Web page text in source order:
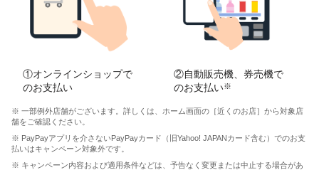
①オンラインショップで
のお支払い
②自動販売機、券売機で
のお支払い※
※ 一部例外店舗がございます。詳しくは、ホーム画面の［近くのお店］から対象店
舗をご確認ください。
※ PayPayアプリを介さないPayPayカード（旧Yahoo! JAPANカード含む）でのお支
払いはキャンペーン対象外です。
※ キャンペーン内容および適用条件などは、予告なく変更または中止する場合があ